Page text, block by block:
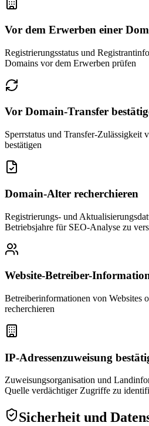
Vor dem Erwerben einer
Registrierungsstatus und
Domains vor dem Erwerben prüfen
Vor Domain-Transfer
Sperrstatus und Transfer-Zulässigkeit
bestätigen
Domain-Alter recherchieren
Registrierungs- und
Betriebsjahre für SEO-Analyse zu
Website-Betreiber-
Betreiberinformationen von Websites
recherchieren
IP-Adressenzuweisung
Zuweisungsorganisation und
Quelle verdächtiger Zugriffe zu
Sicherheit und